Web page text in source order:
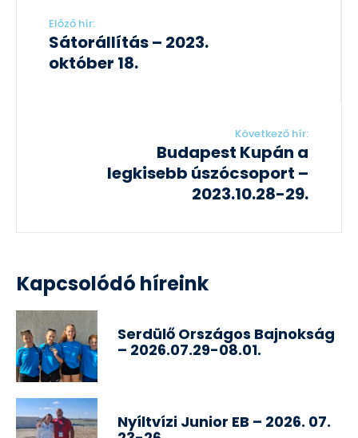
Előző hír:
Sátorállítás – 2023.
október 18.
Következő hír:
Budapest Kupán a
legkisebb úszócsoport –
2023.10.28-29.
Kapcsolódó híreink
Serdülő Országos Bajnokság
– 2026.07.29-08.01.
Nyíltvízi Junior EB – 2026. 07.